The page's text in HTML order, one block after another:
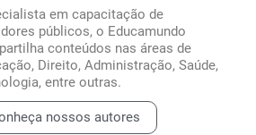
em capacitação de
públicos, o Educamundo
conteúdos nas áreas de
Direito, Administração, Saúde,
entre outras.
nossos autores